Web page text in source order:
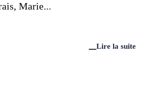
Marie...
Lire la suite